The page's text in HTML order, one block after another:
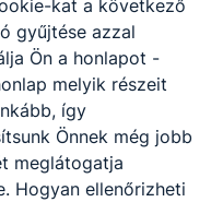
kat a következő
gyűjtése azzal
Ön a honlapot -
melyik részeit
így
Önnek még jobb
meglátogatja
Hogyan ellenőrizheti